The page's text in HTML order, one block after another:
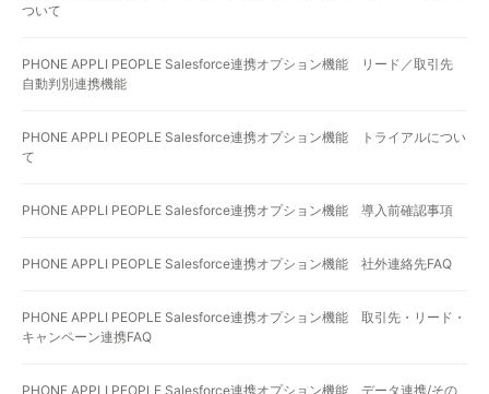
ついて
PHONE APPLI PEOPLE Salesforce連携オプション機能 リード／取引先
自動判別連携機能
PHONE APPLI PEOPLE Salesforce連携オプション機能 トライアルについ
て
PHONE APPLI PEOPLE Salesforce連携オプション機能 導入前確認事項
PHONE APPLI PEOPLE Salesforce連携オプション機能 社外連絡先FAQ
PHONE APPLI PEOPLE Salesforce連携オプション機能 取引先・リード・
キャンペーン連携FAQ
PHONE APPLI PEOPLE Salesforce連携オプション機能 データ連携/その